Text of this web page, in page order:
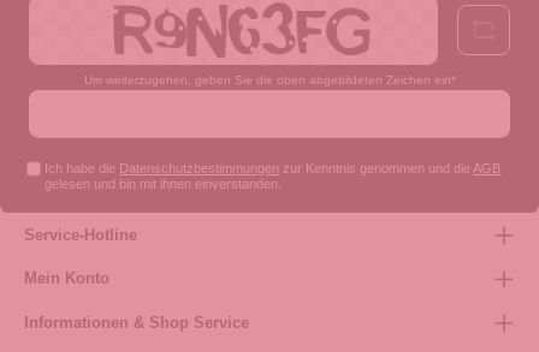
Um weiterzugehen, geben Sie die oben abgebildeten Zeichen ein*
Ich habe die Datenschutzbestimmungen zur Kenntnis genommen und die AGB
gelesen und bin mit ihnen einverstanden.
Service-Hotline
Mein Konto
Informationen & Shop Service